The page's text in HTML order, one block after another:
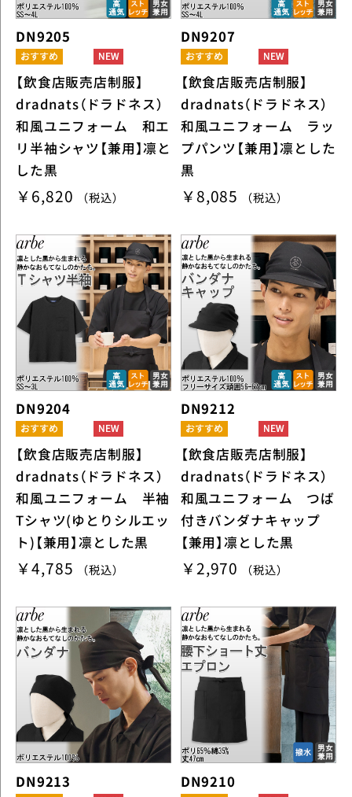
DN9205
【飲食店販売店制服】
dradnats（ドラドネス）
和風ユニフォーム 和エ
リ半袖シャツ【兼用】凛と
した黒
￥6,820 （税込）
DN9207
【飲食店販売店制服】
dradnats（ドラドネス）
和風ユニフォーム ラッ
プパンツ【兼用】凛とした
黒
￥8,085 （税込）
DN9204
【飲食店販売店制服】
dradnats（ドラドネス）
和風ユニフォーム 半袖
Tシャツ(ゆとりシルエッ
ト)【兼用】凛とした黒
￥4,785 （税込）
DN9212
【飲食店販売店制服】
dradnats（ドラドネス）
和風ユニフォーム つば
付きバンダナキャップ
【兼用】凛とした黒
￥2,970 （税込）
DN9213 DN9210